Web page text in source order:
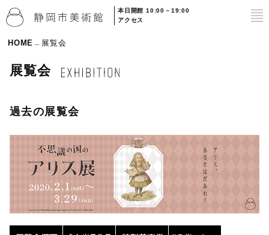
本日開館 10:00－19:00
アクセス
HOME 展覧会
展覧会
過去の展覧会